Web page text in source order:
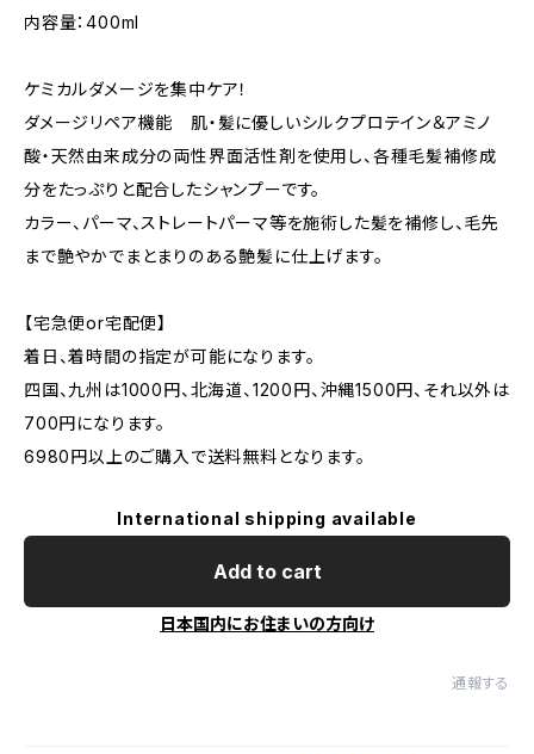
内容量：400ml
ケミカルダメージを集中ケア！
ダメージリペア機能 肌・髪に優しいシルクプロテイン＆アミノ
酸・天然由来成分の両性界面活性剤を使用し、各種毛髪補修成
分をたっぷりと配合したシャンプーです。
カラー、パーマ、ストレートパーマ等を施術した髪を補修し、毛先
まで艶やかでまとまりのある艶髪に仕上げます。
【宅急便or宅配便】
着日、着時間の指定が可能になります。
四国、九州は1000円、北海道、1200円、沖縄1500円、それ以外は
700円になります。
6980円以上のご購入で送料無料となります。
International shipping available
Add to cart
日本国内にお住まいの方向け
通報する